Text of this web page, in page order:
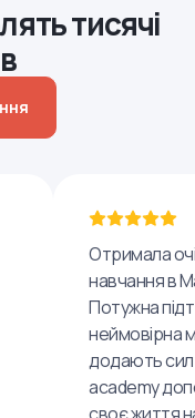
тисячі
Отримала
навчання в
Потужна
неймовірна
додають сил
academy
своє життя